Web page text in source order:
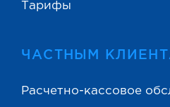
Тарифы
ЧАСТНЫМ
Расчетно-кассовое